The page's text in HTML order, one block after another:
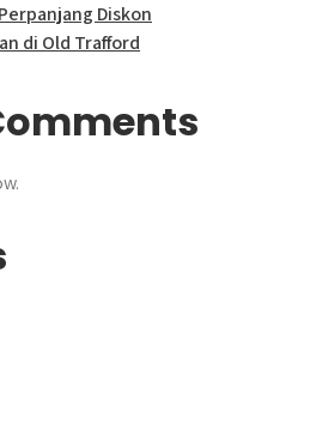
Diskon
di Old Trafford